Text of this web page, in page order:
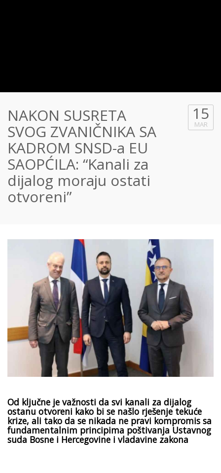
NAKON SUSRETA
SVOG ZVANIČNIKA SA
KADROM SNSD-a EU
SAOPĆILA: “Kanali za
dijalog moraju ostati
otvoreni”
15
MAR
Od ključne je važnosti da svi kanali za dijalog
ostanu otvoreni kako bi se našlo rješenje tekuće
krize, ali tako da se nikada ne pravi kompromis sa
fundamentalnim principima poštivanja Ustavnog
suda Bosne i Hercegovine i vladavine zakona